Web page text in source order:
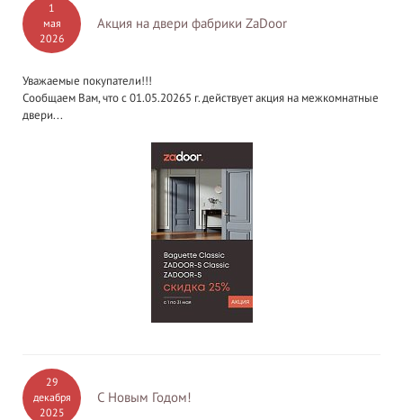
1
мая
2026
Акция на двери фабрики ZaDoor
Уважаемые покупатели!!!
Сообщаем Вам, что с 01.05.20265 г. действует акция на межкомнатные
двери...
29
декабря
2025
С Новым Годом!